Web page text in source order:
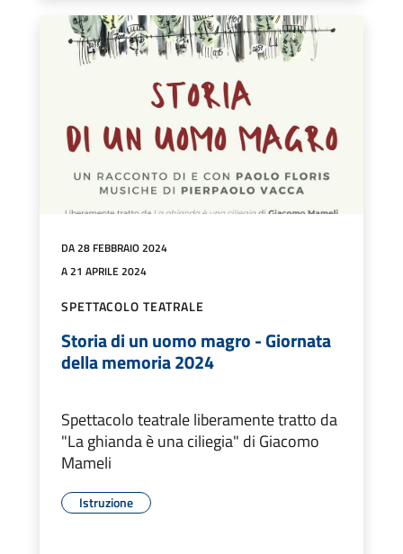
DA 28 FEBBRAIO 2024
A 21 APRILE 2024
SPETTACOLO TEATRALE
Storia di un uomo magro - Giornata
della memoria 2024
Spettacolo teatrale liberamente tratto da
"La ghianda è una ciliegia" di Giacomo
Mameli
Istruzione